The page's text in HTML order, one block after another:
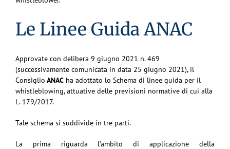
Le Linee Guida ANAC
Approvate con delibera 9 giugno 2021 n. 469
(successivamente comunicata in data 25 giugno 2021), il
Consiglio ANAC ha adottato lo Schema di linee guida per il
whistleblowing, attuative delle previsioni normative di cui alla
L. 179/2017.
Tale schema si suddivide in tre parti.
La prima riguarda l’ambito di applicazione della